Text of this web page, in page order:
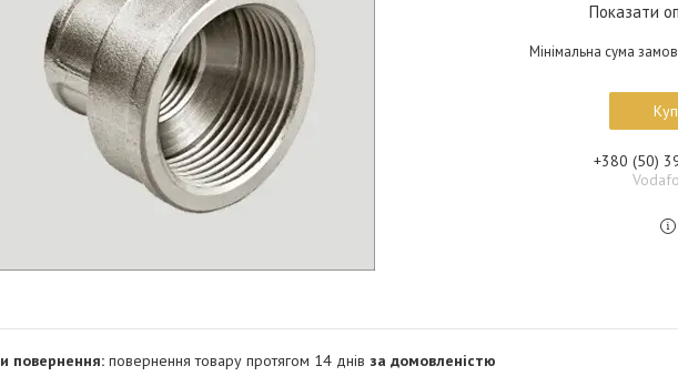
Показати
Мінімальна сума
+380 (50)
повернення товару протягом 14 днів за домовленістю